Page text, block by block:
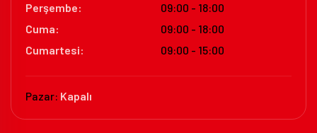
Perşembe:
09:00 - 18:00
Cuma:
09:00 - 18:00
Cumartesi:
09:00 - 15:00
Pazar: Kapalı